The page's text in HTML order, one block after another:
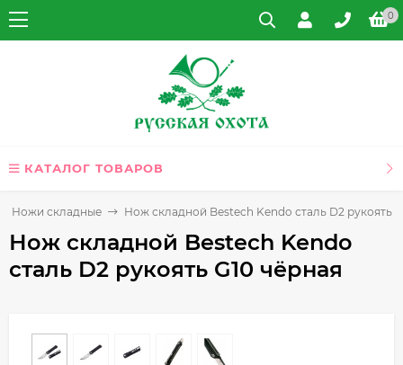
0
КАТАЛОГ ТОВАРОВ
Ножи складные Нож складной Bestech Kendo сталь D2 рукоять
Нож складной Bestech Kendo
сталь D2 рукоять G10 чёрная